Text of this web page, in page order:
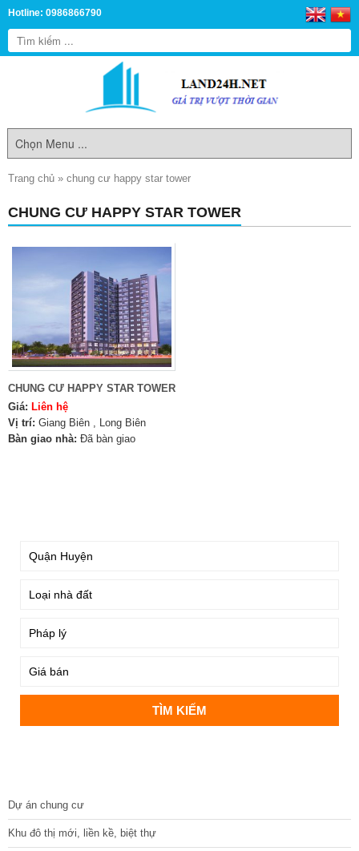
Hotline: 0986866790
Trang chủ » chung cư happy star tower
CHUNG CƯ HAPPY STAR TOWER
CHUNG CƯ HAPPY STAR TOWER
Giá: Liên hệ
Vị trí: Giang Biên , Long Biên
Bàn giao nhà: Đã bàn giao
Dự án chung cư
Khu đô thị mới, liền kề, biệt thự